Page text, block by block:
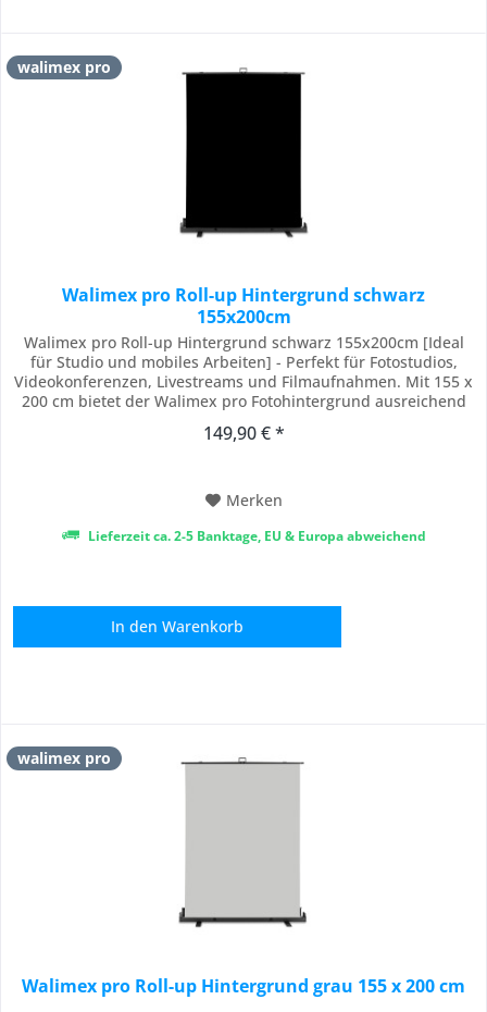
walimex pro
Walimex pro Roll-up Hintergrund schwarz
155x200cm
Walimex pro Roll-up Hintergrund schwarz 155x200cm [Ideal
für Studio und mobiles Arbeiten] - Perfekt für Fotostudios,
Videokonferenzen, Livestreams und Filmaufnahmen. Mit 155 x
200 cm bietet der Walimex pro Fotohintergrund ausreichend
Design eignet sich der Hintergrund auch für kleine Räume
149,90 € *
Merken
Lieferzeit ca. 2-5 Banktage, EU & Europa abweichend
In den Warenkorb
walimex pro
Walimex pro Roll-up Hintergrund grau 155 x 200 cm